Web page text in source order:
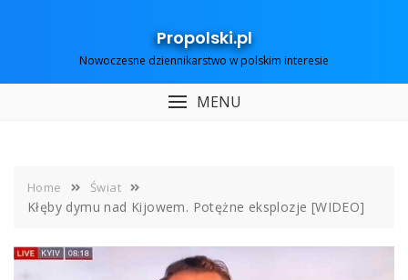
Propolski.pl
Nowoczesne dziennikarstwo w polskim interesie
MENU
Home Świat
Kłęby dymu nad Kijowem. Potężne eksplozje [WIDEO]